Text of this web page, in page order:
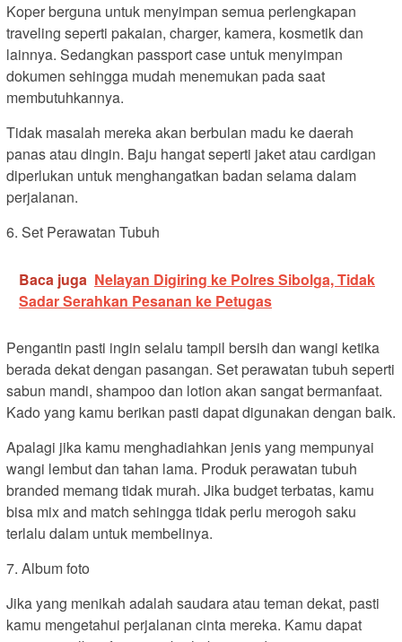
Koper berguna untuk menyimpan semua perlengkapan
traveling seperti pakaian, charger, kamera, kosmetik dan
lainnya. Sedangkan passport case untuk menyimpan
dokumen sehingga mudah menemukan pada saat
membutuhkannya.
Tidak masalah mereka akan berbulan madu ke daerah
panas atau dingin. Baju hangat seperti jaket atau cardigan
diperlukan untuk menghangatkan badan selama dalam
perjalanan.
6. Set Perawatan Tubuh
Baca juga Nelayan Digiring ke Polres Sibolga, Tidak
Sadar Serahkan Pesanan ke Petugas
Pengantin pasti ingin selalu tampil bersih dan wangi ketika
berada dekat dengan pasangan. Set perawatan tubuh seperti
sabun mandi, shampoo dan lotion akan sangat bermanfaat.
Kado yang kamu berikan pasti dapat digunakan dengan baik.
Apalagi jika kamu menghadiahkan jenis yang mempunyai
wangi lembut dan tahan lama. Produk perawatan tubuh
branded memang tidak murah. Jika budget terbatas, kamu
bisa mix and match sehingga tidak perlu merogoh saku
terlalu dalam untuk membelinya.
7. Album foto
Jika yang menikah adalah saudara atau teman dekat, pasti
kamu mengetahui perjalanan cinta mereka. Kamu dapat